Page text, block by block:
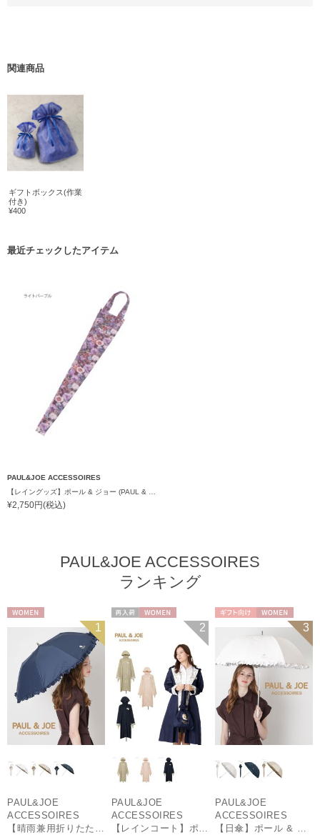
関連商品
ギフトボックス(作業
付き)
¥400
最近チェックしたアイテム
PAUL&JOE ACCESSOIRES
¥2,750円(税込)
PAUL&JOE ACCESSOIRES
ランキング
1
PAUL&JOE
ACCESSOIRES
【晴雨兼用折りたたみ日傘】ポール & ジョー (PAUL & JOE ACCESSOIRES) クリザンテームワンポイントフリル 一級遮光99.99% 遮熱 UV 晴雨兼用
2
PAUL&JOE
ACCESSOIRES
【レインコート】ポール & ジョー（PAUL & JOE ACCESSOIRES）クリザンテーム
WOMEN 3
PAUL&JOE
ACCESSOIRES
【日傘】ポール & ジョー (PAUL & JOE ACCESSOIRES) クリザンテームワンポイント フリル【公式ムーンバット】雨の日OK スライド式 一級遮光 遮熱 UV